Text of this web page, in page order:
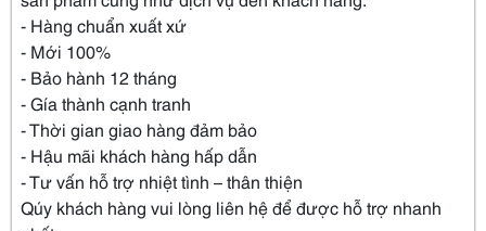
- Hàng chuẩn xuất xứ
- Mới 100%
- Bảo hành 12 tháng
- Gía thành cạnh tranh
- Thời gian giao hàng đảm bảo
- Hậu mãi khách hàng hấp dẫn
- Tư vấn hỗ trợ nhiệt tình – thân thiện
Qúy khách hàng vui lòng liên hệ để được hỗ trợ nhanh